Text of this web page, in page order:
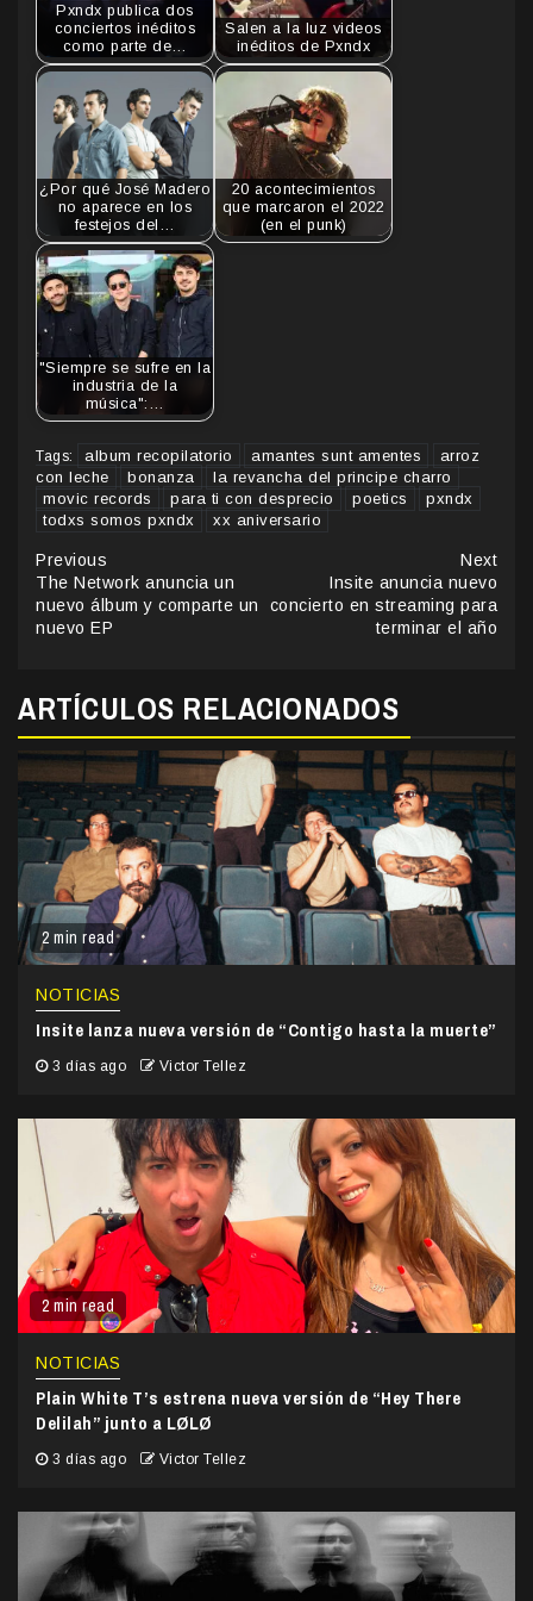
Pxndx publica dos
conciertos inéditos
como parte de…
Salen a la luz videos
inéditos de Pxndx
¿Por qué José Madero
no aparece en los
festejos del…
20 acontecimientos
que marcaron el 2022
(en el punk)
"Siempre se sufre en la
industria de la
música":…
Tags: album recopilatorio amantes sunt amentes
arroz
con leche
bonanza
la revancha del principe charro
movic records
para ti con desprecio poetics
pxndx
todxs somos pxndx
xx aniversario
Continue
Reading
Previous
The Network anuncia un
nuevo álbum y comparte un
nuevo EP
Next
Insite anuncia nuevo
concierto en streaming para
terminar el año
ARTÍCULOS RELACIONADOS
2 min read
NOTICIAS
Insite lanza nueva versión de “Contigo hasta la muerte”
3 días ago Victor Tellez
2 min read
NOTICIAS
Plain White T’s estrena nueva versión de “Hey There
Delilah” junto a LØLØ
3 días ago Victor Tellez